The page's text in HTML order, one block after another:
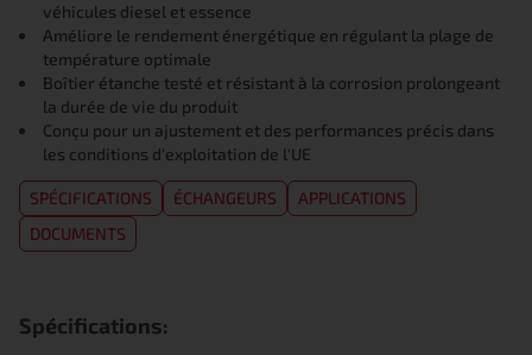
véhicules diesel et essence
Améliore le rendement énergétique en régulant la plage de
température optimale
Boîtier étanche testé et résistant à la corrosion prolongeant
la durée de vie du produit
Conçu pour un ajustement et des performances précis dans
les conditions d'exploitation de l'UE
SPÉCIFICATIONS ÉCHANGEURS
APPLICATIONS
DOCUMENTS
Spécifications: